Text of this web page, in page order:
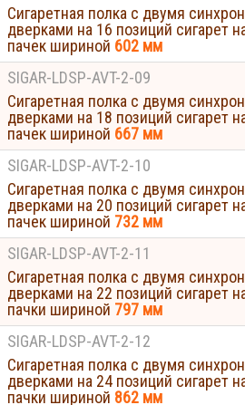
Displays
Сигаретная полка с двумя
дверками на 16 позиций сигарет
пачек шириной 602 мм
SIGAR-LDSP-AVT-2-09
Сигаретная полка с двумя
дверками на 18 позиций сигарет
пачек шириной 667 мм
SIGAR-LDSP-AVT-2-10
Сигаретная полка с двумя
дверками на 20 позиций сигарет
пачек шириной 732 мм
SIGAR-LDSP-AVT-2-11
Сигаретная полка с двумя
дверками на 22 позиций сигарет
пачки шириной 797 мм
SIGAR-LDSP-AVT-2-12
Сигаретная полка с двумя
дверками на 24 позиций сигарет
пачки шириной 862 мм